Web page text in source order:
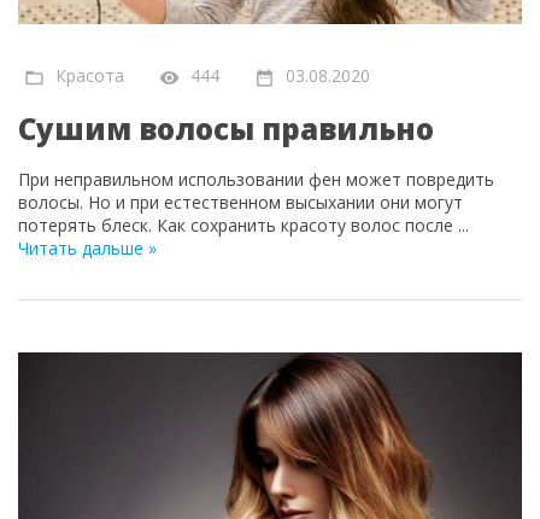
Красота 444 03.08.2020
Сушим волосы правильно
При неправильном использовании фен может повредить
волосы. Но и при естественном высыхании они могут
потерять блеск. Как сохранить красоту волос после ...
Читать дальше »